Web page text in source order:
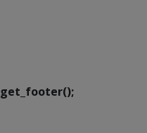
get_footer();